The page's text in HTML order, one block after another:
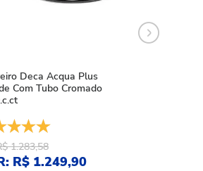
Deca Acqua Plus
Com Tubo Cromado
1.283,58
R$ 1.249,90